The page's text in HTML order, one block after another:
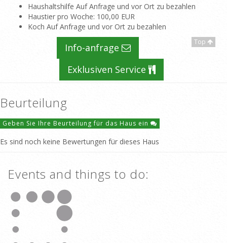
Haushaltshilfe Auf Anfrage und vor Ort zu bezahlen
Haustier pro Woche: 100,00 EUR
Koch Auf Anfrage und vor Ort zu bezahlen
Top
Info-anfrage
Exklusiven Service
Beurteilung
Geben Sie Ihre Beurteilung für das Haus ein
Es sind noch keine Bewertungen für dieses Haus
Events and things to do: